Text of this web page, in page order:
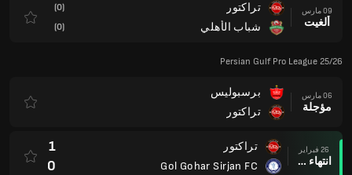
09 مارس
ألغيت
تراكتور
شباب الأهلي
(0)
(0)
Persian Gulf Pro League 25/26
06 مارس
مؤجلة
برسبوليس
تراكتور
26 فبراير
انتهاء وقت المباراة
تراكتور
Gol Gohar Sirjan FC
1
0